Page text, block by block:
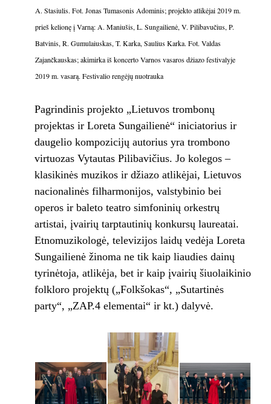
A. Stasiulis. Fot. Jonas Tumasonis Adominis; projekto atlikėjai 2019 m.
prieš kelionę į Varną: A. Maniušis, L. Sungailienė, V. Pilibavučius, P.
Batvinis, R. Gumulaiuskas, T. Karka, Saulius Karka. Fot. Valdas
Zajančkauskas; akimirka iš koncerto Varnos vasaros džiazo festivalyje
2019 m. vasarą. Festivalio rengėjų nuotrauka
Pagrindinis projekto „Lietuvos trombonų
projektas ir Loreta Sungailienė“ iniciatorius ir
daugelio kompozicijų autorius yra trombono
virtuozas Vytautas Pilibavičius. Jo kolegos –
klasikinės muzikos ir džiazo atlikėjai, Lietuvos
nacionalinės filharmonijos, valstybinio bei
operos ir baleto teatro simfoninių orkestrų
artistai, įvairių tarptautinių konkursų laureatai.
Etnomuzikologė, televizijos laidų vedėja Loreta
Sungailienė žinoma ne tik kaip liaudies dainų
tyrinėtoja, atlikėja, bet ir kaip įvairių šiuolaikinio
folkloro projektų („Folkšokas“, „Sutartinės
party“, „ZAP.4 elementai“ ir kt.) dalyvė.